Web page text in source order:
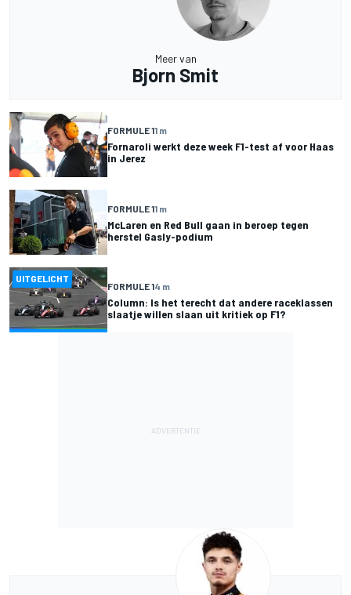
Meer van
Bjorn Smit
FORMULE 11 m
Fornaroli werkt deze week F1-test af voor Haas
in Jerez
FORMULE 11 m
McLaren en Red Bull gaan in beroep tegen
herstel Gasly-podium
UITGELICHT
FORMULE 14 m
Column: Is het terecht dat andere raceklassen
slaatje willen slaan uit kritiek op F1?